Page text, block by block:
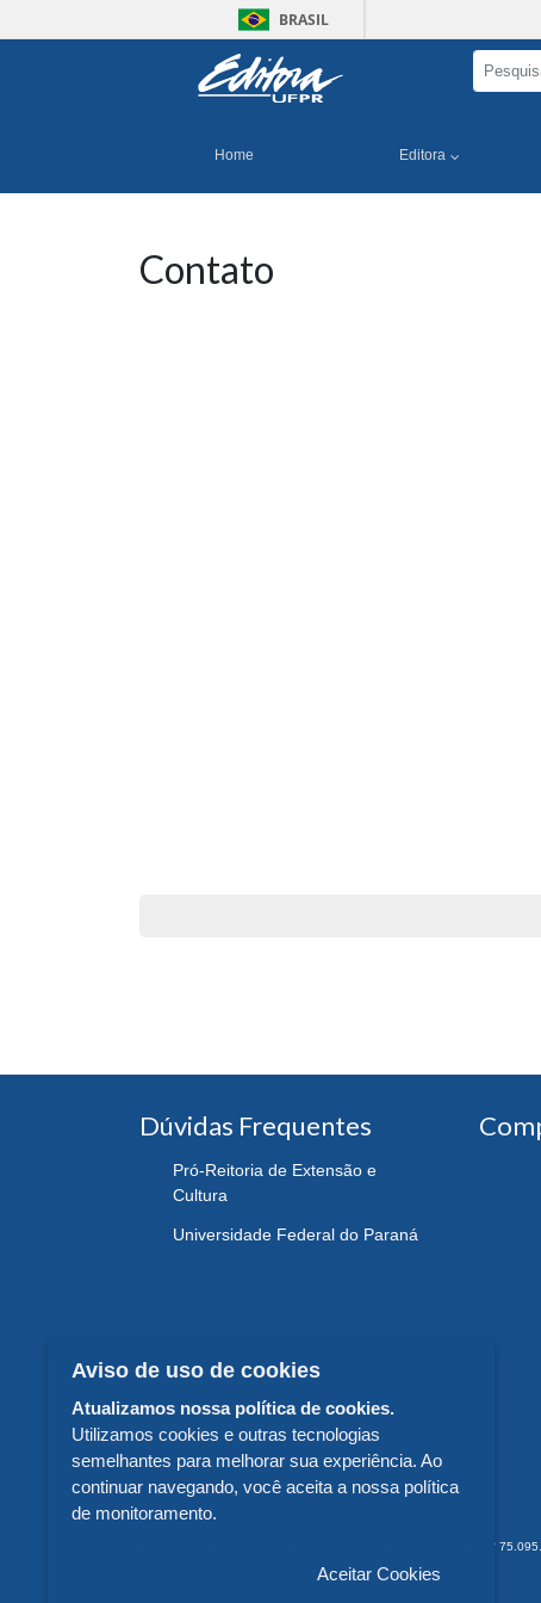
BRASIL
Home Editora
Contato
Dúvidas Frequentes
Pró-Reitoria de Extensão e
Cultura
Universidade Federal do Paraná
EDITORA DA UNIVERSIDADE FEDERAL DO PARANÁ - CNPJ n°
Aviso de uso de cookies
Atualizamos nossa política de cookies.
Utilizamos cookies e outras tecnologias
semelhantes para melhorar sua experiência. Ao
continuar navegando, você aceita a nossa política
de monitoramento.
Aceitar Cookies